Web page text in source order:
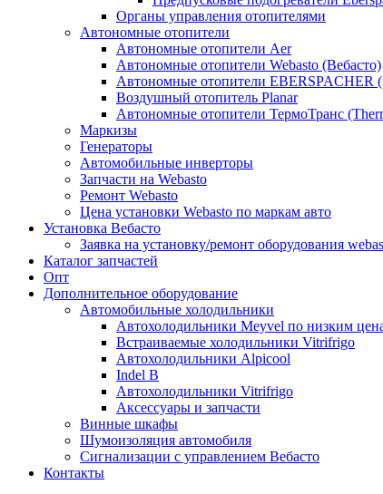
Органы управления отопителями
Автономные отопители
Автономные отопители Аer
Автономные отопители Webasto (Вебасто)
Автономные отопители EBERSPACHER
Воздушный отопитель Planar
Автономные отопители ТермоТранс
Маркизы
Генераторы
Автомобильные инверторы
Запчасти на Webasto
Ремонт Webasto
Цена установки Webasto по маркам авто
Установка Вебасто
Заявка на установку/ремонт оборудования
Каталог запчастей
Опт
Дополнительное оборудование
Автомобильные холодильники
Автохолодильники Meyvel по низким
Встраиваемые холодильники Vitrifrigo
Автохолодильники Alpicool
Indel B
Автохолодильники Vitrifrigo
Аксессуары и запчасти
Винные шкафы
Шумоизоляция автомобиля
Сигнализации с управлением Вебасто
Контакты